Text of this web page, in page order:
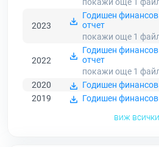
покажи още 1
2023
Годишен финансов
отчет
покажи още 1
2022
Годишен финансов
отчет
покажи още 1
2020
Годишен финансов
2019
Годишен финансов
виж всички